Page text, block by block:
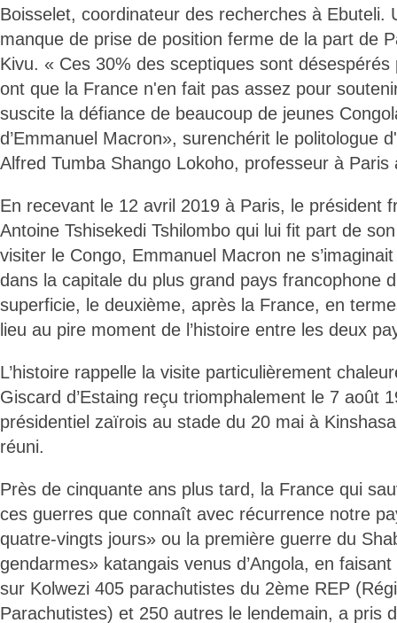
Boisselet, coordinateur des recherches à Ebuteli.
manque de prise de position ferme de la part de
Kivu. « Ces 30% des sceptiques sont désespérés
ont que la France n'en fait pas assez pour
suscite la défiance de beaucoup de jeunes
d’Emmanuel Macron», surenchérit le politologue
Alfred Tumba Shango Lokoho, professeur à Paris
En recevant le 12 avril 2019 à Paris, le président
Antoine Tshisekedi Tshilombo qui lui fit part de
visiter le Congo, Emmanuel Macron ne
dans la capitale du plus grand pays francophone
superficie, le deuxième, après la France, en
lieu au pire moment de l’histoire entre les deux
L’histoire rappelle la visite particulièrement
Giscard d’Estaing reçu triomphalement le 7 août
présidentiel zaïrois au stade du 20 mai à
réuni.
Près de cinquante ans plus tard, la France qui
ces guerres que connaît avec récurrence notre
quatre-vingts jours» ou la première guerre du
gendarmes» katangais venus d’Angola, en
sur Kolwezi 405 parachutistes du 2ème REP
Parachutistes) et 250 autres le lendemain, a pris